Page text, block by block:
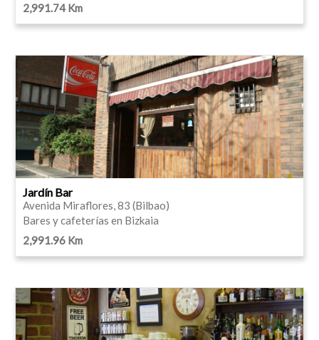
2,991.74 Km
Jardín Bar
Avenida Miraflores, 83 (Bilbao)
Bares y cafeterías en Bizkaia
2,991.96 Km